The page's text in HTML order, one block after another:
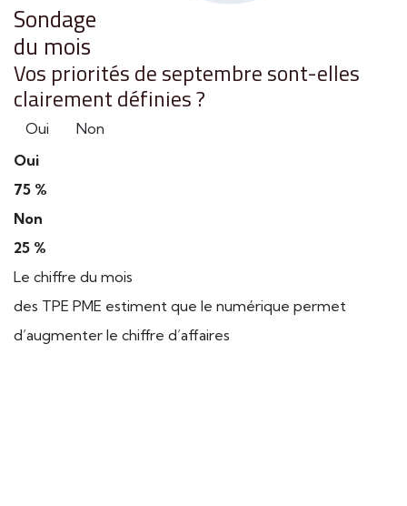
Sondage
du mois
Vos priorités de septembre sont-elles
clairement définies ?
Oui
Non
Oui
75 %
Non
25 %
Le chiffre du mois
des TPE PME estiment que le numérique permet
d’augmenter le chiffre d’affaires